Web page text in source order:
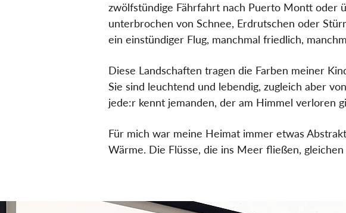
zwölfstündige Fährfahrt nach Puerto Montt oder
unterbrochen von Schnee, Erdrutschen oder
ein einstündiger Flug, manchmal friedlich,
Diese Landschaften tragen die Farben meiner
Sie sind leuchtend und lebendig, zugleich aber
jede:r kennt jemanden, der am Himmel verloren
Für mich war meine Heimat immer etwas
Wärme. Die Flüsse, die ins Meer fließen,